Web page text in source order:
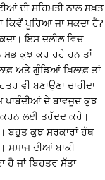
ਦੀ ਸਹਿਮਤੀ ਨਾਲ ਸਖ਼ਤ
ਕਿਵੇਂ ਪੂਰਿਆ ਜਾ ਸਕਦਾ ਹੈ?
ਇਸ ਦਲੀਲ ਵਿਚ
ਸਭ ਕੁਝ ਕਰ ਰਹੇ ਹਨ ਤਾਂ
ਅਤੇ ਗੁੰਡਿਆਂ ਖ਼ਿਲਾਫ਼ ਤਾਂ
ਵੀ ਬਣਾਉਣਾ ਚਾਹੀਦਾ
ਪਾਬੰਦੀਆਂ ਦੇ ਬਾਵਜੂਦ ਕੁਝ
ਕਰਨ ਲਈ ਤਰੱਦਦ ਕਰੇ।
ਬਹੁਤ ਕੁਝ ਸਰਕਾਰਾਂ ਹੱਥ
ਸਮਾਜ ਦੀਆਂ ਬਾਕੀ
ਹੈ ਜਾਂ ਬਿਹਤਰ ਸੱਤਾ